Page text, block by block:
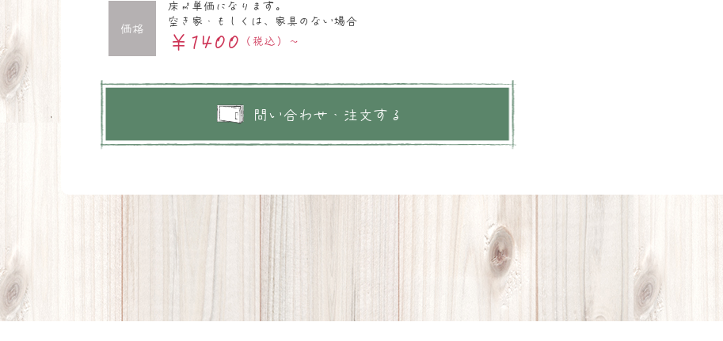
価格
床㎡単価になります。
空き家・もしくは、家具のない場合
￥1400 （税込）～
問い合わせ・注文する